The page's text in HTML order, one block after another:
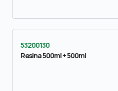
53200130
Resina 500ml + 500ml